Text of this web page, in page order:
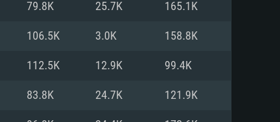
mais
com DirectX 11 ou superior;
ou superior, Radeon RX 570
Vega II ou superior com
de banda larga.
de 6 meses) / equivalentes
570) com os drivers mais
79.8K 25.7K 165.1K
106.5K 3.0K 158.8K
112.5K 12.9K 99.4K
83.8K 24.7K 121.9K